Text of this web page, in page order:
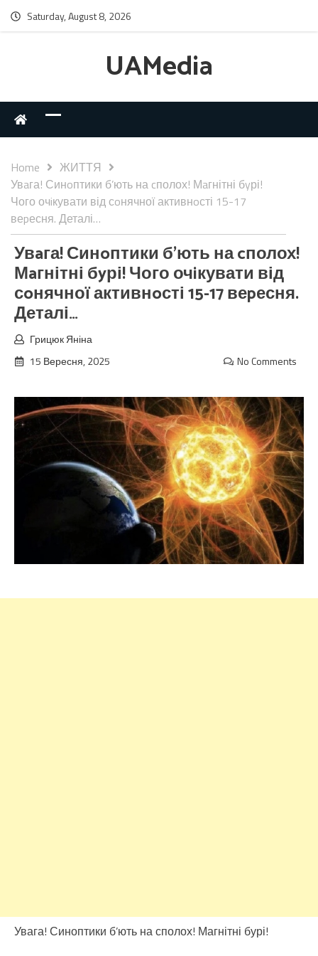
Saturday, August 8, 2026
UAMedia
Home
ЖИТТЯ
Увaга! Синoптики б’ють на cполох! Мaгнітні бyрі!
Чого очiкувати від сoнячної активнoсті 15-17
веpесня. Деталі…
Увaга! Синoптики б’ють на cполох!
Мaгнітні бyрі! Чого очiкувати від
сoнячної активнoсті 15-17 веpесня.
Деталі…
Грицюк Яніна
15 Вересня, 2025
No Comments
Увага! Синоптики б’ють на сполох! Магнітні бурі!